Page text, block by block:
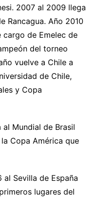
2007 al 2009 llega
Rancagua. Año 2010
cargo de Emelec de
del torneo
vuelve a Chile a
de Chile,
y Copa
Mundial de Brasil
Copa América que
Sevilla de España
lugares del